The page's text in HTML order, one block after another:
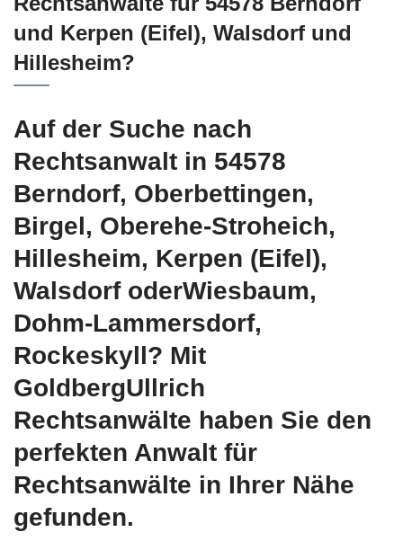
und Kerpen (Eifel), Walsdorf und
Hillesheim?
Auf der Suche nach
Rechtsanwalt in 54578
Berndorf, Oberbettingen,
Birgel, Oberehe-Stroheich,
Hillesheim, Kerpen (Eifel),
Walsdorf oderWiesbaum,
Dohm-Lammersdorf,
Rockeskyll? Mit
GoldbergUllrich
Rechtsanwälte haben Sie den
perfekten Anwalt für
Rechtsanwälte in Ihrer Nähe
gefunden.